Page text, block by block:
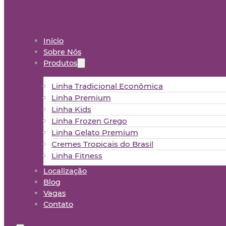
Início
Sobre Nós
Produtos
Linha Tradicional Econômica
Linha Premium
Linha Kids
Linha Frozen Grego
Linha Gelato Premium
Cremes Tropicais do Brasil
Linha Fitness
Localização
Blog
Vagas
Contato